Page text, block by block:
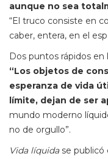
aunque no sea
“El truco consiste en
caber, entera, en el
Dos puntos rápidos
“Los objetos de
esperanza de vida
límite, dejan de ser
mundo moderno
no de orgullo”.
Vida líquidase publicó